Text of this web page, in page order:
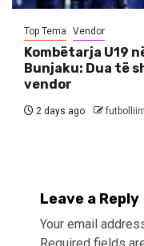
Top Tema Vendor
Kombëtarja U19
Bunjaku: Dua të
vendor
2 days ago
Leave a Reply
Your email